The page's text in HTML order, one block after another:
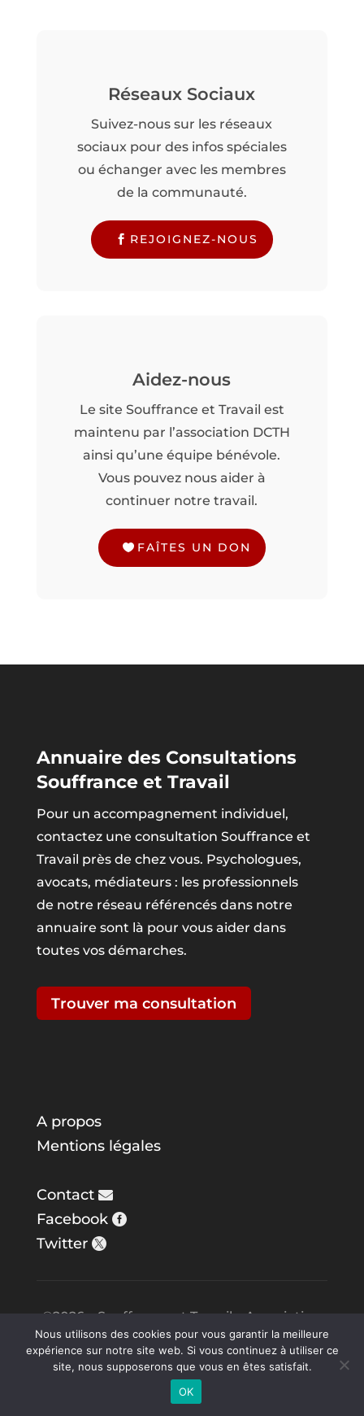
Réseaux Sociaux
Suivez-nous sur les réseaux
sociaux pour des infos spéciales
ou échanger avec les membres
de la communauté.
REJOIGNEZ-NOUS
Aidez-nous
Le site Souffrance et Travail est
maintenu par l’association DCTH
ainsi qu’une équipe bénévole.
Vous pouvez nous aider à
continuer notre travail.
FAÎTES UN DON
Annuaire des Consultations
Souffrance et Travail
Pour un accompagnement individuel,
contactez une consultation Souffrance et
Travail près de chez vous. Psychologues,
avocats, médiateurs : les professionnels
de notre réseau référencés dans notre
annuaire sont là pour vous aider dans
toutes vos démarches.
Trouver ma consultation
A propos
Mentions légales
Contact
Facebook
Twitter
©2026 – Souffrance et Travail – Association
DCTH – Web parKarlotta&Steve in the
Night
Nous utilisons des cookies pour vous garantir la meilleure
expérience sur notre site web. Si vous continuez à utiliser ce
site, nous supposerons que vous en êtes satisfait.
OK